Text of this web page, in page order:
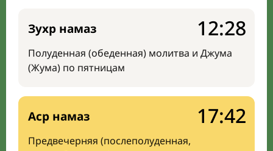
Зухр намаз
Полуденная (обеденная) молитва и Джума
(Жума) по пятницам
12:28
Аср намаз
Предвечерняя (послеполуденная,
17:42